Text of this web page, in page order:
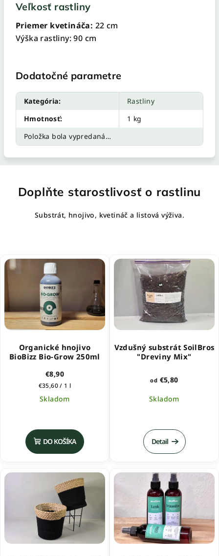
Veľkosť rastliny
Priemer kvetináča: 22 cm
Výška rastliny: 90 cm
Dodatočné parametre
Kategória:
Rastliny
Hmotnosť:
1 kg
Položka bola vypredaná…
Doplňte starostlivosť o rastlinu
Substrát, hnojivo, kvetináč a listová výživa.
Organické hnojivo
BioBizz Bio-Grow 250ml
€8,90
Jednotková
cena:
€35,60 / 1 l
Skladom
produktu
je
5,0
5
hviezdičiek.
DO KOŠÍKA
Vzdušný substrát SoilBros
"Dreviny Mix"
od €5,80
Skladom
Detail